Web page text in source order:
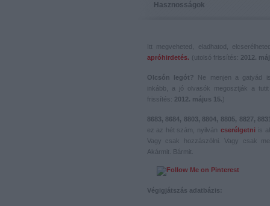
Hasznosságok
Itt megveheted, eladhatod,
apróhirdetés. (utolsó frissítés: 2012.
Olcsón legót? Ne menjen a gatyád
inkább, a jó olvasók megosztják a
frissítés: 2012. május 15.)
8683, 8684, 8803, 8804, 8805, 8827, 8831
ez az hét szám, nyilván
cserélgetni
is
Vagy csak hozzászólni. Vagy csak
Akármit. Bármit.
Végigjátszás adatbázis: